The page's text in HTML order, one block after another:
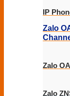
IP
Zalo
Zalo OA
Zalo